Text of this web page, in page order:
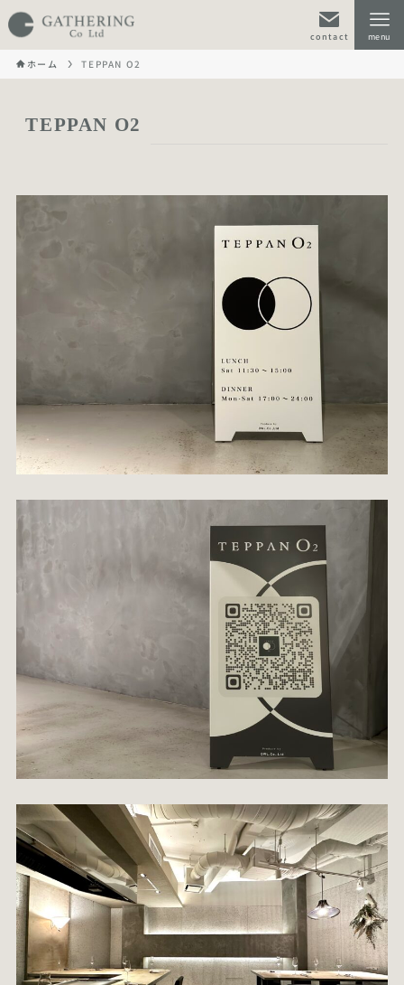
contact menu
ホーム TEPPAN O2
TEPPAN O2